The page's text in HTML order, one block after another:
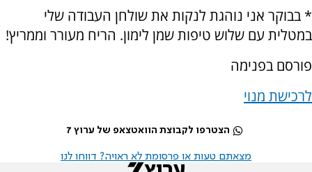
* בבוקר אני נוהגת לנקות את שולחן העבודה שלי
במטלית עם שלוש טיפות שמן לימון. הריח מעורר וממריץ!
פורסם בפנימה
לרכישת מנוי
הצטרפו לקבוצת הוואטצאפ של ערוץ 7
מצאתם טעות או פרסומת לא ראויה? דווחו לנו